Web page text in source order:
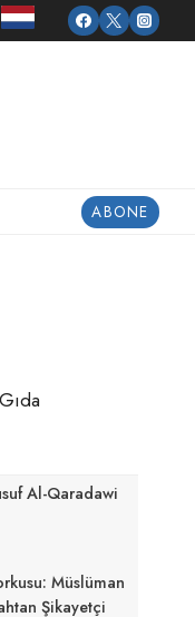
ABONE
Al-Qaradawi
Müslüman
Şikayetçi